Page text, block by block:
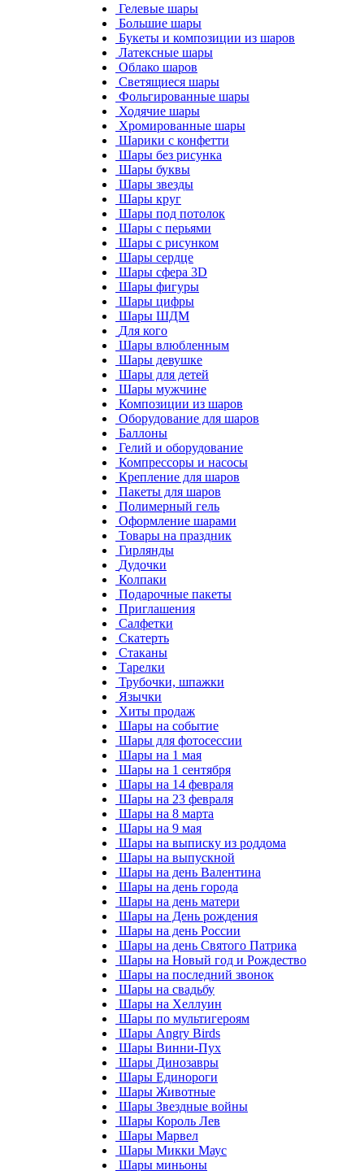
Гелевые шары
Большие шары
Букеты и композиции из шаров
Латексные шары
Облако шаров
Светящиеся шары
Фольгированные шары
Ходячие шары
Хромированные шары
Шарики с конфетти
Шары без рисунка
Шары буквы
Шары звезды
Шары круг
Шары под потолок
Шары с перьями
Шары с рисунком
Шары сердце
Шары сфера 3D
Шары фигуры
Шары цифры
Шары ШДМ
Для кого
Шары влюбленным
Шары девушке
Шары для детей
Шары мужчине
Композиции из шаров
Оборудование для шаров
Баллоны
Гелий и оборудование
Компрессоры и насосы
Крепление для шаров
Пакеты для шаров
Полимерный гель
Оформление шарами
Товары на праздник
Гирлянды
Дудочки
Колпаки
Подарочные пакеты
Приглашения
Салфетки
Скатерть
Стаканы
Тарелки
Трубочки, шпажки
Язычки
Хиты продаж
Шары на событие
Шары для фотосессии
Шары на 1 мая
Шары на 1 сентября
Шары на 14 февраля
Шары на 23 февраля
Шары на 8 марта
Шары на 9 мая
Шары на выписку из роддома
Шары на выпускной
Шары на день Валентина
Шары на день города
Шары на день матери
Шары на День рождения
Шары на день России
Шары на день Святого Патрика
Шары на Новый год и Рождество
Шары на последний звонок
Шары на свадьбу
Шары на Хеллуин
Шары по мультигероям
Шары Angry Birds
Шары Винни-Пух
Шары Динозавры
Шары Единороги
Шары Животные
Шары Звездные войны
Шары Король Лев
Шары Марвел
Шары Микки Маус
Шары миньоны